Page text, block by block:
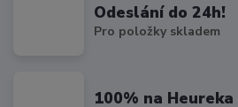
Odeslání do 24h!
Pro položky skladem
100% na Heureka